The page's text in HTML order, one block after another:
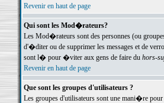
Revenir en haut de page
Qui sont les Mod�rateurs?
Les Mod�rateurs sont des personnes (ou
d'�diter ou de supprimer les messages et de
sont l� pour �viter aux gens de faire du hors-
Revenir en haut de page
Que sont les groupes d'utilisateurs ?
Les groupes d'utilisateurs sont une mani�re